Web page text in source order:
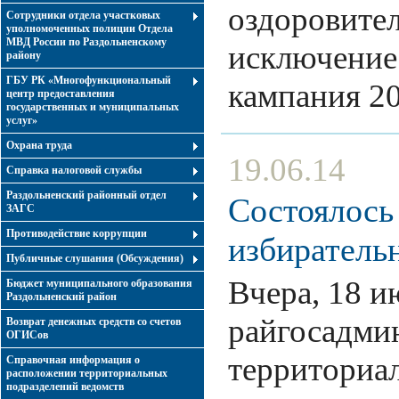
Сотрудники отдела участковых
уполномоченных полиции Отдела
МВД России по Раздольненскому
району
ГБУ РК «Многофункциональный
центр предоставления
государственных и муниципальных
услуг»
Охрана труда
Справка налоговой службы
Раздольненский районный отдел
ЗАГС
Противодействие коррупции
Публичные слушания (Обсуждения)
Бюджет муниципального образования
Раздольненский район
Возврат денежных средств со счетов
ОГИСов
Справочная информация о
расположении территориальных
подразделений ведомств
исключение
кампания
19.06.14
Вчера, 18